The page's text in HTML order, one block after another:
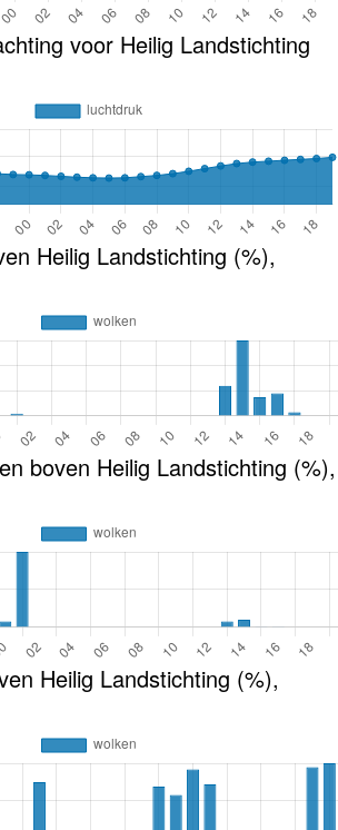
voor Heilig Landstichting
Heilig Landstichting (%),
boven Heilig Landstichting (%),
Heilig Landstichting (%),